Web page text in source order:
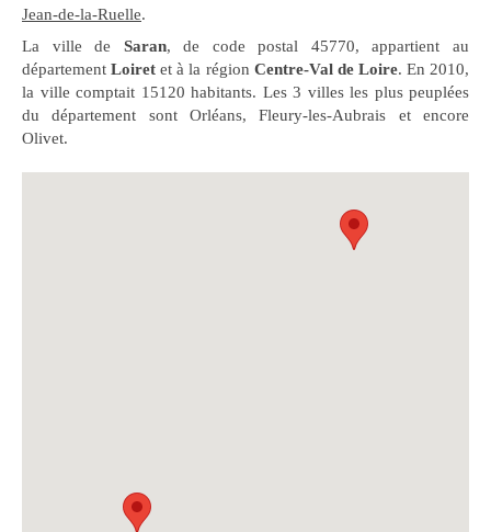
Jean-de-la-Ruelle.
La ville de Saran, de code postal 45770, appartient au
départementLoiret et à la région Centre-Val de Loire. En 2010,
la ville comptait 15120 habitants. Les 3 villes les plus peuplées
du département sont Orléans, Fleury-les-Aubrais et encore
Olivet.